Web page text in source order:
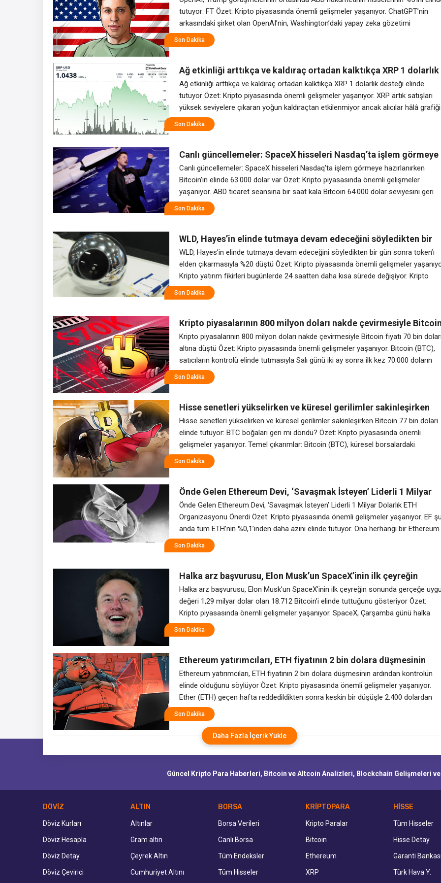
tutuyor: FT Özet: Kripto piyasasında önemli gelişmeler yaşanıyor. ChatGPT’nin
arkasındaki şirket olan OpenAI’nin, Washington’daki yapay zeka gözetimi
yoğunlaştıkça ABD hükümetine %5 hisse senedi vermeyi tartıştığı bildirildi.
Times’ın Perşembe günü konuyla ilgili bilgi sahibi kişilere dayandırdığı haberine
Son Dakika
Ağ etkinliği arttıkça ve kaldıraç ortadan kalktıkça XRP 1 dolarlık
desteği elinde tutuyor
Ağ etkinliği arttıkça ve kaldıraç ortadan kalktıkça XRP 1 dolarlık desteği elinde
tutuyor Özet: Kripto piyasasında önemli gelişmeler yaşanıyor. XRP artık satışları
yüksek seviyelere çıkaran yoğun kaldıraçtan etkilenmiyor ancak alıcılar hâlâ grafiği
değiştirmek için yeterli çabayı göstermedi. Token 1 doların üzerinde tutuldu ve
seans sırasında yükselişe geçti; ağ etkinliği keskin bir şekilde arttı ve ETF
Son Dakika
Canlı güncellemeler: SpaceX hisseleri Nasdaq’ta işlem görmeye
hazırlanırken Bitcoin’in elinde 63.000 dolar var
Canlı güncellemeler: SpaceX hisseleri Nasdaq’ta işlem görmeye hazırlanırken
Bitcoin’in elinde 63.000 dolar var Özet: Kripto piyasasında önemli gelişmeler
yaşanıyor. ABD ticaret seansına bir saat kala Bitcoin 64.000 dolar seviyesini geri
kazanmaya çalışırken, yatırımcılar SpaceX ile ilgili ticaret faaliyetinin başlamasını
beklerken ABD hisse senetleri mütevazı bir yükselişte. Yapay zeka madencilik
Son Dakika
WLD, Hayes’in elinde tutmaya devam edeceğini söyledikten bir
gün sonra token’ı elden çıkarmasıyla %20 düştü
WLD, Hayes’in elinde tutmaya devam edeceğini söyledikten bir gün sonra token’ı
elden çıkarmasıyla %20 düştü Özet: Kripto piyasasında önemli gelişmeler
Kripto yatırım fikirleri bugünlerde 24 saatten daha kısa sürede değişiyor. Kripto
borsası BitMEX’in kurucu ortağı ve aile ofisi Maelstrom’un baş yatırım sorumlusu
Arthur Hayes, Cuma günü firmanın, tokenı elinde tutmaya devam edeceğini
Son Dakika
Kripto piyasalarının 800 milyon doları nakde çevirmesiyle
fiyatı 70 bin doların altına düştü
Kripto piyasalarının 800 milyon doları nakde çevirmesiyle Bitcoin fiyatı 70 bin
altına düştü Özet: Kripto piyasasında önemli gelişmeler yaşanıyor. Bitcoin (BTC),
satıcıların kontrolü elinde tutmasıyla Salı günü iki ay sonra ilk kez 70.000 doların
altında işlem gördü. Önemli noktalar: TradingView’den elde edilen veriler,
Bitstamp’ta BTC fiyatının 69.631 $’a düştüğünü gösterdi. Hisse senedi piyasalarını
Son Dakika
Hisse senetleri yükselirken ve küresel gerilimler sakinleşirken
Bitcoin 77 bin doları elinde tutuyor: BTC boğaları geri mi döndü?
Hisse senetleri yükselirken ve küresel gerilimler sakinleşirken Bitcoin 77 bin doları
elinde tutuyor: BTC boğaları geri mi döndü? Özet: Kripto piyasasında önemli
gelişmeler yaşanıyor. Temel çıkarımlar: Bitcoin (BTC), küresel borsalardaki
toparlanmanın ardından Pazartesi günü 77.000 dolar seviyesini geri aldı. ABD
Başkanı Donald Trump Cumartesi günü yaptığı açıklamada, İran ile Hürmüz
Son Dakika
Önde Gelen Ethereum Devi, ‘Savaşmak İsteyen’ Liderli 1 Milyar
Dolarlık ETH Organizasyonu Önerdi
Önde Gelen Ethereum Devi, ‘Savaşmak İsteyen’ Liderli 1 Milyar Dolarlık ETH
Organizasyonu Önerdi Özet: Kripto piyasasında önemli gelişmeler yaşanıyor. EF
anda tüm ETH’nin %0,1’inden daha azını elinde tutuyor. Ona herhangi bir Ethereum
staking veya ücret geliri akışı yoktur. Ethereum’u geri almak istiyorsak… — Dankrad
Feist (@dankrad) 21 Mayıs 2026 Analiz: Piyasa hareketliliği devam ediyor.
Son Dakika
Halka arz başvurusu, Elon Musk’un SpaceX’inin ilk çeyreğin
sonunda gerçeğe uygun değeri 1,29 milyar dolar olan 18.712
Bitcoin’i elinde tuttuğunu gösteriyor
Halka arz başvurusu, Elon Musk’un SpaceX’inin ilk çeyreğin sonunda gerçeğe
değeri 1,29 milyar dolar olan 18.712 Bitcoin’i elinde tuttuğunu gösteriyor Özet:
Kripto piyasasında önemli gelişmeler yaşanıyor. SpaceX, Çarşamba günü halka
açılma planlarını resmen doğrulayarak tarihin en büyük halka arzına zemin
ve potansiyel olarak CEO Elon Musk’u dünyanın ilk trilyoneri olmaya itti. Roket ve
Son Dakika
Ethereum yatırımcıları, ETH fiyatının 2 bin dolara düşmesinin
ardından kontrolün elinde olduğunu söylüyor
Ethereum yatırımcıları, ETH fiyatının 2 bin dolara düşmesinin ardından kontrolün
elinde olduğunu söylüyor Özet: Kripto piyasasında önemli gelişmeler yaşanıyor.
Ether (ETH) geçen hafta reddedildikten sonra keskin bir düşüşle 2.400 dolardan
Pazartesi günü 2.100 dolara kadar düştü; bu da yeni analize göre ayıların tekrar
“kontrolde” olduğunu gösteriyor. Önemli çıkarımlar: TradingView’den elde edilen
veriler, ETH fiyat ticaretinin,
Son Dakika
Daha Fazla İçerik Yükle
Güncel Kripto Para Haberleri, Bitcoin ve Altcoin Analizleri, Blockchain Gelişmeleri
DÖVİZ
Döviz Kurları
Döviz Hesapla
Döviz Detay
Döviz Çevirici
ALTIN
Altınlar
Gram altın
Çeyrek Altın
Cumhuriyet Altını
BORSA
Borsa Verileri
Canlı Borsa
Tüm Endeksler
Tüm Hisseler
KRİPTOPARA
Kripto Paralar
Bitcoin
Ethereum
XRP
HİSSE
Tüm Hisseler
Hisse Detay
Garanti
Türk Hava Y.